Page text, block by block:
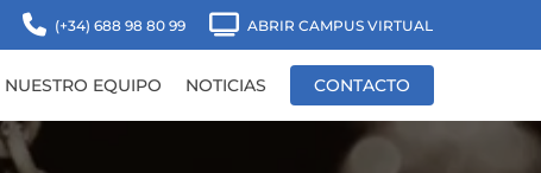
(+34) 688 98 80 99 ABRIR CAMPUS VIRTUAL
NUESTRO EQUIPO NOTICIAS CONTACTO